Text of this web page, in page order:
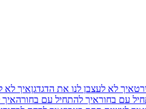
איך לא לעצבן לנו את הדגדגןאיך לא
עם בחוראיך להתחיל עם בחורהאיך